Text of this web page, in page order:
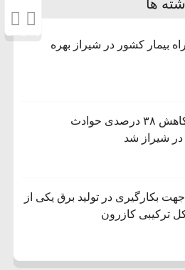
ها
بیمار کشور در شیراز بهره
فرهنگ سازی منجر به کاهش ۳۸ درصدی حوادث
شیراز شد
بکارگیری در تولید برق یکی از
ترکیبی کازرون